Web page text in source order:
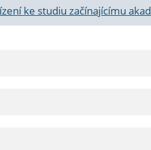
ke studiu začínajícímu